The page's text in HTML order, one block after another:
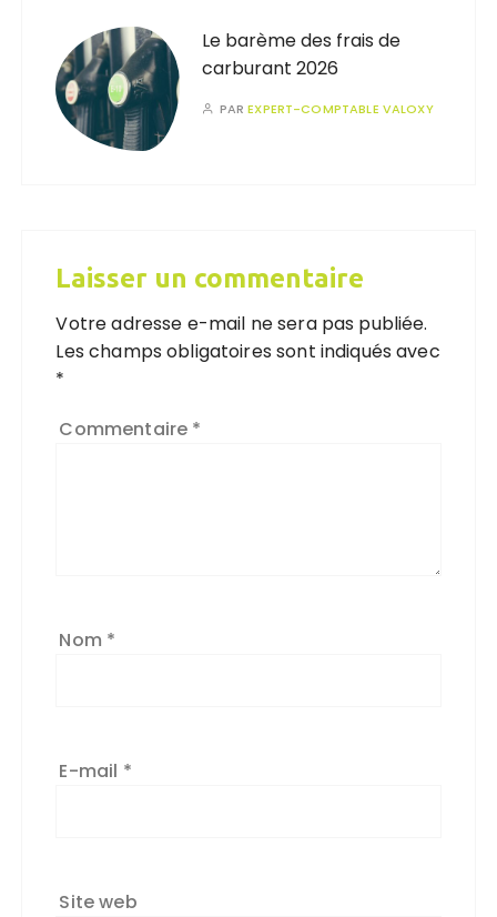
Le barème des frais de
carburant 2026
PAREXPERT-COMPTABLE VALOXY
Laisser un commentaire
Votre adresse e-mail ne sera pas publiée.
Les champs obligatoires sont indiqués avec
*
Commentaire *
Nom *
E-mail *
Site web